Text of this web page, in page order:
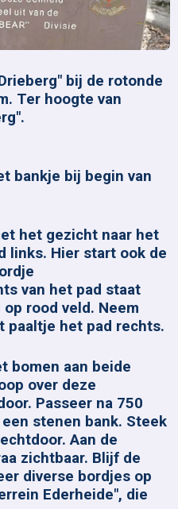
bij de rotonde
Ter hoogte van
bankje bij begin van
het gezicht naar het
links. Hier start ook de
van het pad staat
rood veld. Neem
paaltje het pad rechts.
bomen aan beide
over deze
Passeer na 750
stenen bank. Steek
Aan de
zichtbaar. Blijf de
diverse bordjes op
Ederheide", die